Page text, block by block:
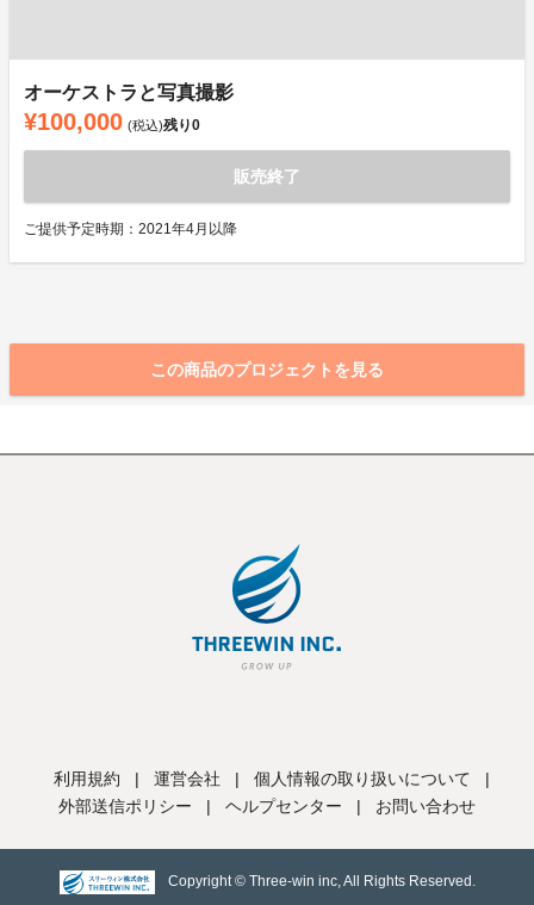
オーケストラと写真撮影
¥100,000 (税込)残り0
販売終了
ご提供予定時期：2021年4月以降
この商品のプロジェクトを見る
利用規約 | 運営会社 | 個人情報の取り扱いについて
|
外部送信ポリシー
| ヘルプセンター | お問い合わせ
Copyright © Three-win inc, All Rights Reserved.